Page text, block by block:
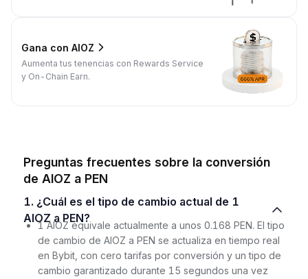
Gana con AIOZ
Aumenta tus tenencias con Rewards Service
y On-Chain Earn.
Preguntas frecuentes sobre la conversión
de AIOZ a PEN
1. ¿Cuál es el tipo de cambio actual de 1
AIOZ a PEN?
1 AIOZ equivale actualmente a unos 0.168 PEN. El tipo
de cambio de AIOZ a PEN se actualiza en tiempo real
en Bybit, con cero tarifas por conversión y un tipo de
cambio garantizado durante 15 segundos una vez